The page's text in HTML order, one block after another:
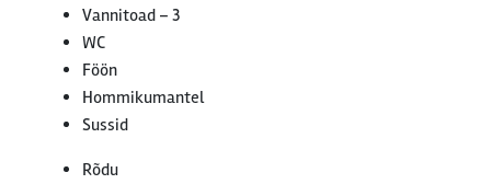
Vannitoad – 3
WC
Föön
Hommikumantel
Sussid
Rõdu